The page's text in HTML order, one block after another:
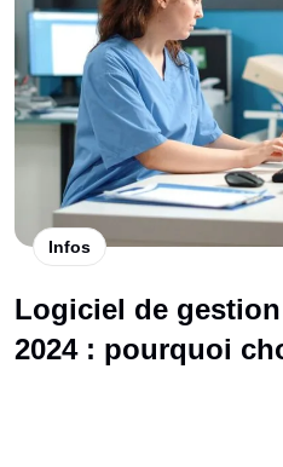
Infos
Logiciel de
2024 : pourquoi